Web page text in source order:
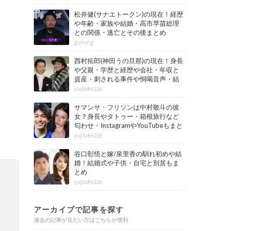
松井健(サナエトークン)の現在！経歴
や年齢・家族や結婚・高市早苗総理
との関係・逃亡とその後まとめ
gurung
西村拓郎(神田うの旦那)の現在！身長
や父親・学歴と経歴や会社・年収と
資産・刺される事件や恫喝音声・結
婚と子供や自宅・脳梗塞の病気もま
とめ
yujitake226
サマンサ・フリソンは中村敬斗の彼
女？身長やタトゥー・箱根旅行など
匂わせ・InstagramやYouTubeもまと
め
yujitake226
谷口彰悟と嫁/泉里香の馴れ初めや結
婚！結婚式や子供・自宅と別居もま
とめ
yujitake226
アーカイブで記事を探す
過去の記事が見たい方はこちらが便利